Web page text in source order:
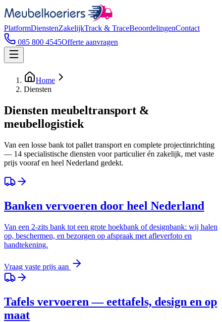
PlatformDienstenZakelijkTrack & TraceBeoordelingenContact
085 800 4545Offerte aanvragen
Home
Diensten
Diensten meubeltransport &
meubellogistiek
Van een losse bank tot pallet transport en complete projectinrichting
— 14 specialistische diensten voor particulier én zakelijk, met vaste
prijs vooraf en heel Nederland gedekt.
Banken vervoeren door heel Nederland
Van een 2-zits bank tot een grote hoekbank of designbank: wij halen
op, beschermen, en bezorgen op afspraak met afleverfoto en
handtekening.
Vraag vaste prijs aan
Tafels vervoeren — eettafels, design en op
maat